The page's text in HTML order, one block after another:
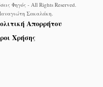
Φηγός - All Rights Reserved.
Σακαλάκη
Απορρήτου
Χρήσης